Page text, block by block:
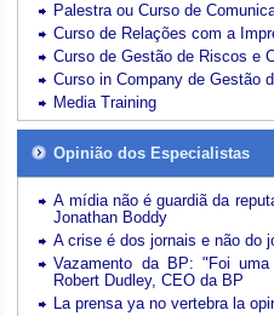
Palestra ou Curso de
Curso de Relações com a
Curso de Gestão de Riscos e
Curso in Company de Gestão
Media Training
Opinião dos Especialistas
A mídia não é guardiã da
Jonathan Boddy
A crise é dos jornais e não do
Vazamento da BP: "Foi
Robert Dudley, CEO da BP
La prensa ya no vertebra la